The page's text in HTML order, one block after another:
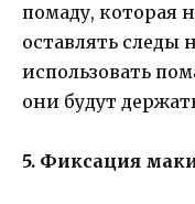
помаду, которая
оставлять следы
использовать
они будут
5. Фиксация